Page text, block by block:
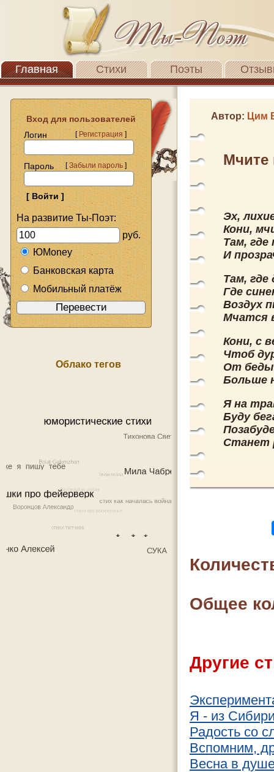
Главная Стихи Поэты
Вход для пользователей
Логин
[Регистрация]
Пароль [Забыли пароль]
На развитие Ты-Поэт:
руб.
ЮMoney
Банковская карта
Мобильный платёж
Облако тегов
Автор: Цим
Мчите
Эх,
Кони,
Там,
И
Там,
Где
Воздух
Мчатся
Кони, с
Чтоб
От беды
Больше
Я на
Буду
Станет
Общее
Другие
Я - из
Радость со
Вспомним,
Весна в